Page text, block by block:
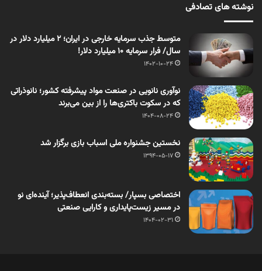
نوشته های تصادفی
متوسط جذب سرمایه خارجی در ایران؛ ۲ میلیارد دلار در
سال/ فرار سرمایه 10 میلیارد دلار!
1402-10-24
نوآوری نانویی در صنعت مواد پیشرفته کشور؛ نانوذراتی
که در سکوت باکتری‌ها را از بین می‌برند
1404-08-24
نخستین جشنواره ملی اسباب بازی برگزار شد
1394-05-17
اختصاصی بسپار/ بسته‌بندی انعطاف‌پذیر؛ آینده‌ای نو
در مسیر زیست‌پایداری و کارایی صنعتی
1404-02-31